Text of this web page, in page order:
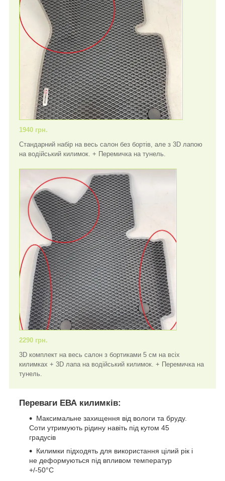
1940 грн.
Стандарний набір на весь салон без бортів, але з 3D лапою
на водійський килимок. + Перемичка на тунель.
2290 грн.
3D комплект на весь салон з бортиками 5 см на всіх
килимках + 3D лапа на водійський килимок. + Перемичка на
тунель.
Переваги ЕВА килимків:
Максимальне захищення від вологи та бруду.
Соти утримують рідину навіть під кутом 45
градусів
Килимки підходять для використання цілий рік і
не деформуються під впливом температур
+/-50°C